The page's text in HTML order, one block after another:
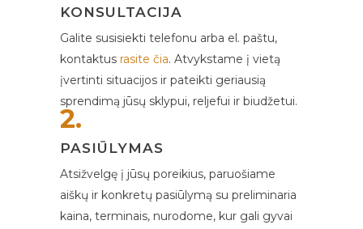
KONSULTACIJA
Galite susisiekti telefonu arba el. paštu,
kontaktus rasite čia. Atvykstame į vietą
įvertinti situacijos ir pateikti geriausią
sprendimą jūsų sklypui, reljefui ir biudžetui.
2.
PASIŪLYMAS
Atsižvelgę į jūsų poreikius, paruošiame
aiškų ir konkretų pasiūlymą su preliminaria
kaina, terminais, nurodome, kur gali gyvai